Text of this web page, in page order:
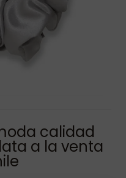
calidad
a la venta